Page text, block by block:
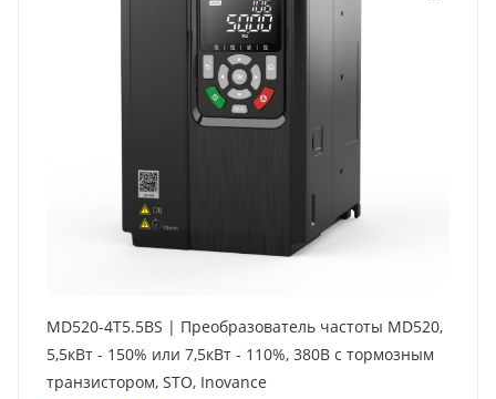
MD520-4T5.5BS | Преобразователь частоты MD520,
5,5кВт - 150% или 7,5кВт - 110%, 380В с тормозным
транзистором, STO, Inovance